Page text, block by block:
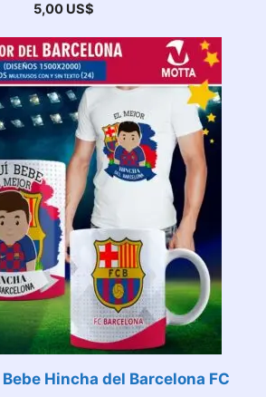
5,00 US$
Hincha del Barcelona FC